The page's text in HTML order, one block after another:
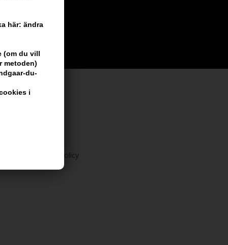
här: ändra
(om du vill
metoden)
du-
i
- 356 dagars returpolicy